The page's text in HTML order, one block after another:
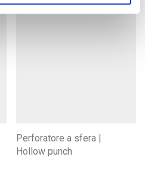
Perforatore a sfera |
Hollow punch